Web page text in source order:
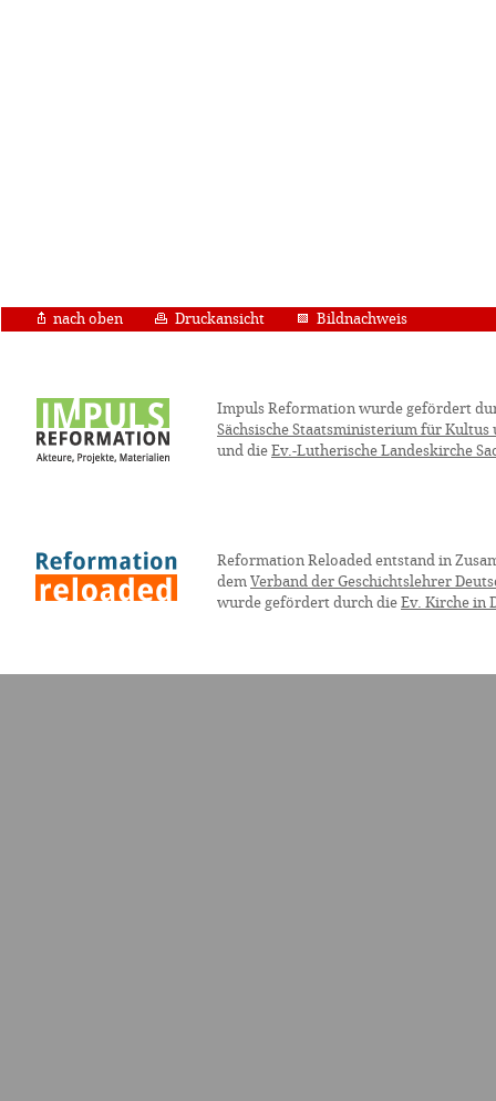
nach oben Druckansicht Bildnachweis
Impuls Reformation wurde gefördert
Sächsische Staatsministerium für Kultus
und die Ev.-Lutherische Landeskirche
Reformation Reloaded entstand in
dem Verband der Geschichtslehrer
wurde gefördert durch die Ev. Kirche in